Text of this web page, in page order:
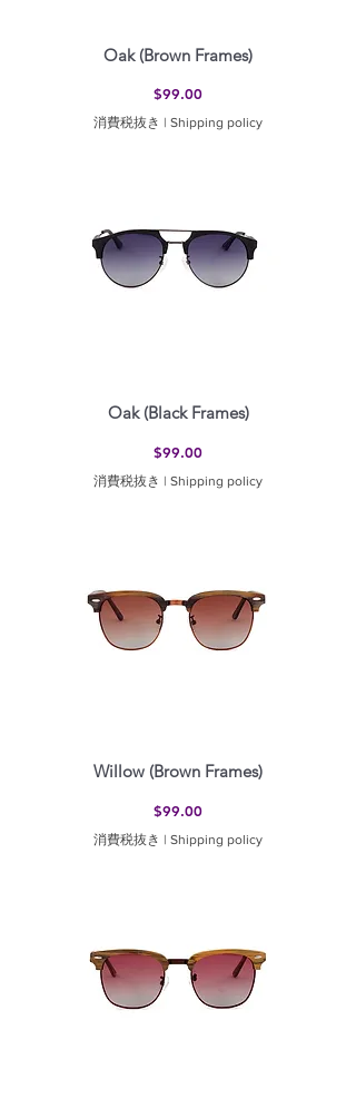
Oak (Brown Frames)
価格
$99.00
消費税抜き | Shipping policy
Oak (Black Frames)
価格
$99.00
消費税抜き | Shipping policy
Willow (Brown Frames)
価格
$99.00
消費税抜き | Shipping policy